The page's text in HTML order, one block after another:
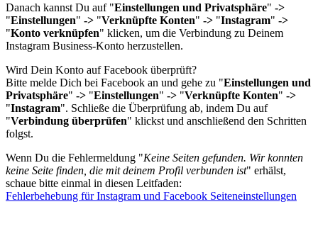
Danach kannst Du auf "Einstellungen und Privatsphäre" ->
"Einstellungen" -> "Verknüpfte Konten" -> "Instagram" ->
"Konto verknüpfen" klicken, um die Verbindung zu Deinem
Instagram Business-Konto herzustellen.
Wird Dein Konto auf Facebook überprüft?
Bitte melde Dich bei Facebook an und gehe zu "Einstellungen und
Privatsphäre" -> "Einstellungen" -> "Verknüpfte Konten" ->
"Instagram". Schließe die Überprüfung ab, indem Du auf
"Verbindung überprüfen" klickst und anschließend den Schritten
folgst.
Wenn Du die Fehlermeldung "Keine Seiten gefunden. Wir konnten
keine Seite finden, die mit deinem Profil verbunden ist" erhälst,
schaue bitte einmal in diesen Leitfaden:
Fehlerbehebung für Instagram und Facebook Seiteneinstellungen